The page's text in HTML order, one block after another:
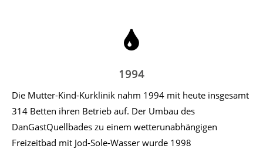
1994
Die Mutter-Kind-Kurklinik nahm 1994 mit heute insgesamt
314 Betten ihren Betrieb auf. Der Umbau des
DanGastQuellbades zu einem wetterunabhängigen
Freizeitbad mit Jod-Sole-Wasser wurde 1998